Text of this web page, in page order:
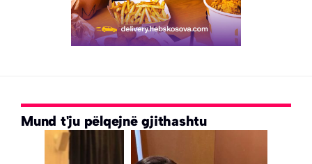
Mund t'ju pëlqejnë gjithashtu